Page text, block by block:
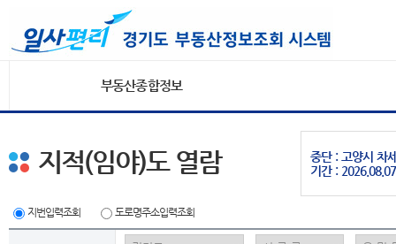
부동산종합정보
중단 : 고양시 차
기간 :
지적(임야)도 열람
지번입력조회 도로명주소입력조회